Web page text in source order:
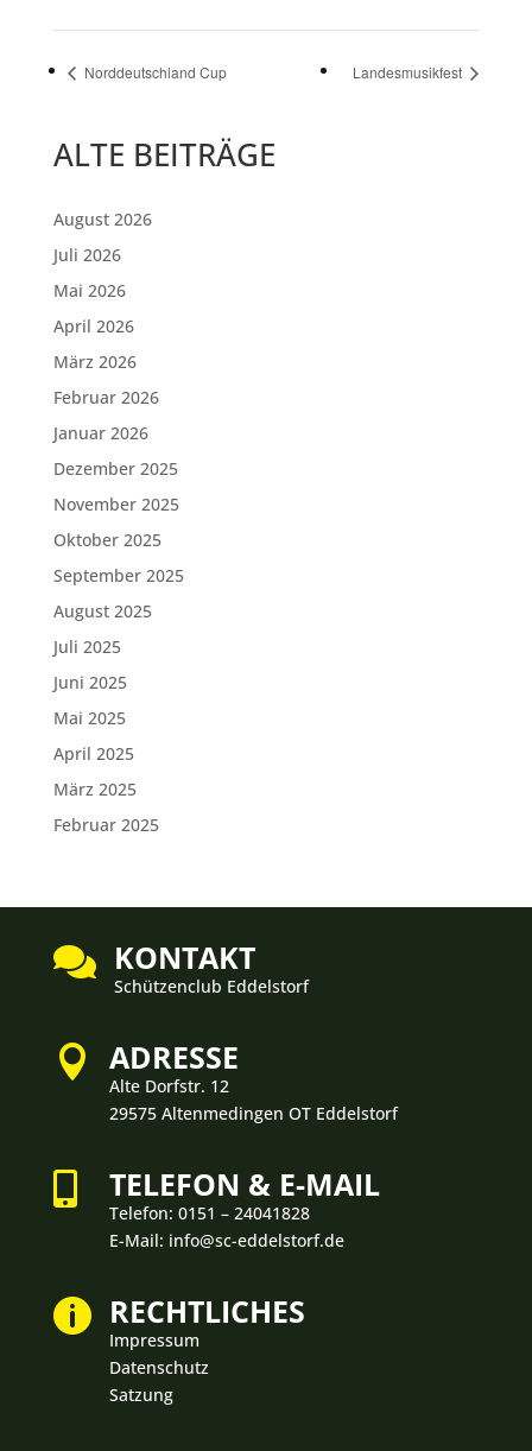
Norddeutschland Cup Landesmusikfest
ALTE BEITRÄGE
August 2026
Juli 2026
Mai 2026
April 2026
März 2026
Februar 2026
Januar 2026
Dezember 2025
November 2025
Oktober 2025
September 2025
August 2025
Juli 2025
Juni 2025
Mai 2025
April 2025
März 2025
Februar 2025
 KONTAKT
Schützenclub Eddelstorf
 ADRESSE
Alte Dorfstr. 12
29575 Altenmedingen OT Eddelstorf
 TELEFON & E-MAIL
Telefon: 0151 – 24041828
E-Mail: info@sc-eddelstorf.de
 RECHTLICHES
Impressum
Datenschutz
Satzung